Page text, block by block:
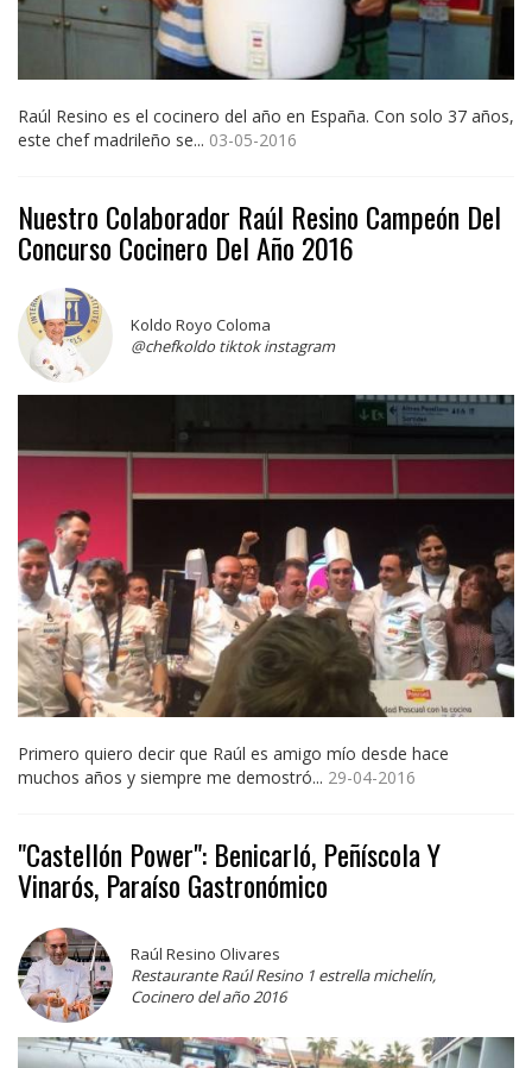
Raúl Resino es el cocinero del año en España. Con solo 37 años,
este chef madrileño se... 03-05-2016
Nuestro Colaborador Raúl Resino Campeón Del
Concurso Cocinero Del Año 2016
Koldo Royo Coloma
@chefkoldo tiktok instagram
Primero quiero decir que Raúl es amigo mío desde hace
muchos años y siempre me demostró... 29-04-2016
"Castellón Power": Benicarló, Peñíscola Y
Vinarós, Paraíso Gastronómico
Raúl Resino Olivares
Restaurante Raúl Resino 1 estrella michelín,
Cocinero del año 2016